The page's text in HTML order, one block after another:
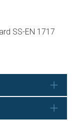
SS-EN 1717